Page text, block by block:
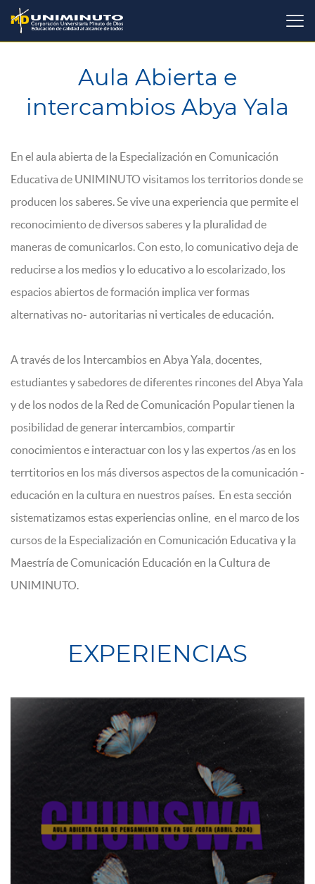
Pasar
contenido
principal
Aula Abierta e
intercambios Abya Yala
En el aula abierta de la Especialización en Comunicación
Educativa de UNIMINUTO visitamos los territorios donde se
producen los saberes. Se vive una experiencia que permite el
reconocimiento de diversos saberes y la pluralidad de
maneras de comunicarlos. Con esto, lo comunicativo deja de
reducirse a los medios y lo educativo a lo escolarizado, los
espacios abiertos de formación implica ver formas
alternativas no- autoritarias ni verticales de educación.
A través de los Intercambios en Abya Yala, docentes,
estudiantes y sabedores de diferentes rincones del Abya Yala
y de los nodos de la Red de Comunicación Popular tienen la
posibilidad de generar intercambios, compartir
conocimientos e interactuar con los y las expertos /as en los
terrtitorios en los más diversos aspectos de la comunicación -
educación en la cultura en nuestros países. En esta sección
sistematizamos estas experiencias online, en el marco de los
cursos de la Especialización en Comunicación Educativa y la
Maestría de Comunicación Educación en la Cultura de
UNIMINUTO.
EXPERIENCIAS